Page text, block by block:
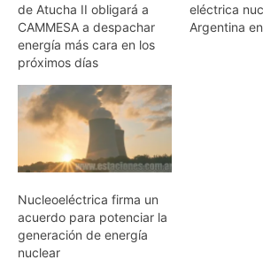
de Atucha II obligará a
CAMMESA a despachar
energía más cara en los
próximos días
eléctrica
Argentina
Nucleoeléctrica firma un
acuerdo para potenciar la
generación de energía
nuclear